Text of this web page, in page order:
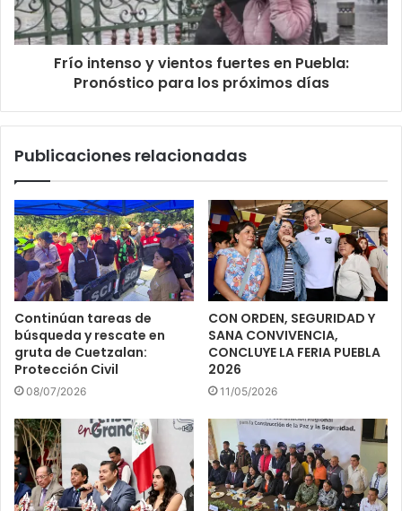
Frío intenso y vientos fuertes en Puebla:
Pronóstico para los próximos días
Publicaciones relacionadas
Continúan tareas de
búsqueda y rescate en
gruta de Cuetzalan:
Protección Civil
08/07/2026
CON ORDEN, SEGURIDAD Y
SANA CONVIVENCIA,
CONCLUYE LA FERIA PUEBLA
2026
11/05/2026